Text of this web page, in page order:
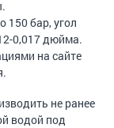
150 бар, угол
0,017 дюйма.
на сайте
не ранее
водой под